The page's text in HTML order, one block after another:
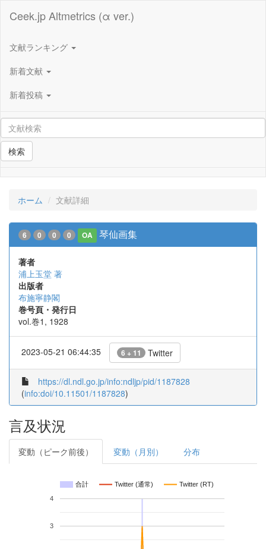
Ceek.jp Altmetrics (α ver.)
文献ランキング
新着文献
新着投稿
検索
ホーム 文献詳細
6 0 0 0 OA 琴仙画集
著者
浦上玉堂 著
出版者
布施寧静閣
巻号頁・発行日
vol.巻1, 1928
2023-05-21 06:44:35 6 + 11 Twitter
https://dl.ndl.go.jp/info:ndljp/pid/1187828
(info:doi/10.11501/1187828)
言及状況
変動（ピーク前後） 変動（月別） 分布
合計 Twitter (通常) Twitter (RT)
3
4